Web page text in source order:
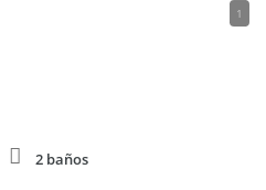
1
2 baños